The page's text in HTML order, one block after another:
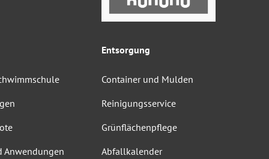
Anwendungen
Entsorgung
Container und Mulden
Reinigungsservice
Grünflächenpflege
Abfallkalender